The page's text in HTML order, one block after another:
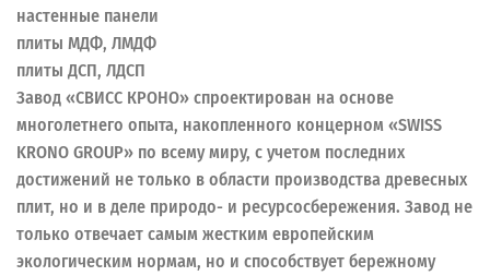
настенные панели
плиты МДФ, ЛМДФ
плиты ДСП, ЛДСП
Завод «СВИСС КРОНО» спроектирован на основе
многолетнего опыта, накопленного концерном «SWISS
KRONO GROUP» по всему миру, с учетом последних
достижений не только в области производства древесных
плит, но и в деле природо- и ресурсосбережения. Завод не
только отвечает самым жестким европейским
экологическим нормам, но и способствует бережному